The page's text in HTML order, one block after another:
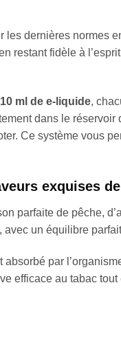
les dernières normes
restant fidèle à
ml de e-liquide,
dans le
Ce système vous
exquises
parfaite de pêche,
un équilibre
par
efficace au tabac